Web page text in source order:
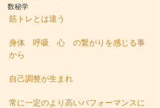
数秘学
筋トレとは違う
身体　呼吸　心　の繋がりを感じる事
から
自己調整が生まれ
常に一定のより高いパフォーマンスに